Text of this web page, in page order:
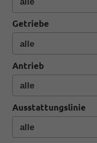
Getriebe
Antrieb
Ausstattungslinie